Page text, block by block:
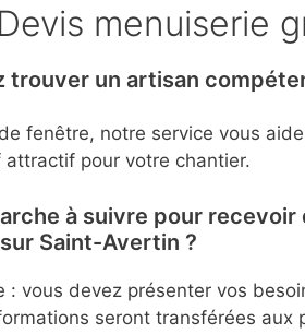
menuiserie
trouver un artisan
fenêtre, notre service vous
pour votre chantier.
à suivre pour
Saint-Avertin ?
: vous devez présenter vos
seront transférées